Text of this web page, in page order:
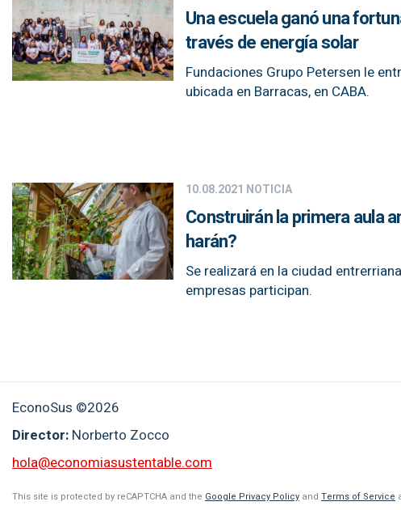
Una escuela ganó una
través de energía solar
Fundaciones Grupo Petersen le
ubicada en Barracas, en CABA.
10.08.2021 NOTICIA
Construirán la primera aula
harán?
Se realizará en la ciudad
empresas participan.
EconoSus ©2026
Director: Norberto Zocco
hola@economiasustentable.com
This site is protected by reCAPTCHA and the Google Privacy Policy and Terms of Service